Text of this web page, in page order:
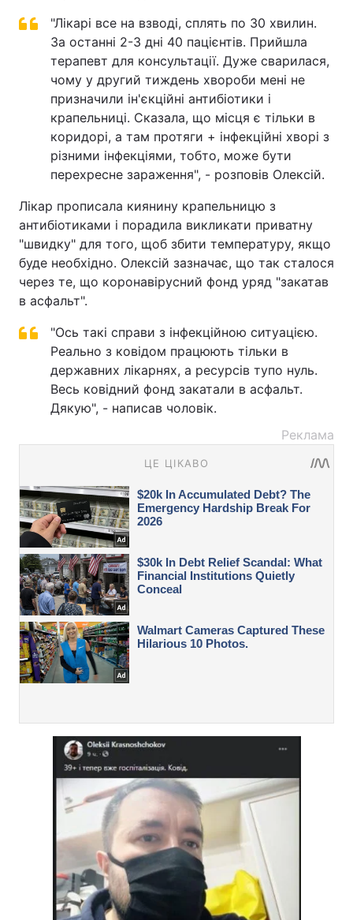
"Лікарі все на взводі, сплять по 30 хвилин.
За останні 2-3 дні 40 пацієнтів. Прийшла
терапевт для консультації. Дуже сварилася,
чому у другий тиждень хвороби мені не
призначили ін'єкційні антибіотики і
крапельниці. Сказала, що місця є тільки в
коридорі, а там протяги + інфекційні хворі з
різними інфекціями, тобто, може бути
перехресне зараження", - розповів Олексій.
Лікар прописала киянину крапельницю з
антибіотиками і порадила викликати приватну
"швидку" для того, щоб збити температуру, якщо
буде необхідно. Олексій зазначає, що так сталося
через те, що коронавірусний фонд уряд "закатав
в асфальт".
"Ось такі справи з інфекційною ситуацією.
Реально з ковідом працюють тільки в
державних лікарнях, а ресурсів тупо нуль.
Весь ковідний фонд закатали в асфальт.
Дякую", - написав чоловік.
Реклама